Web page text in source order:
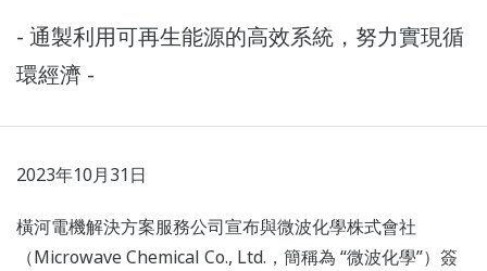
- 通製利用可再生能源的高效系統，努力實現循
環經濟 -
2023年10月31日
橫河電機解決方案服務公司宣布與微波化學株式會社
（Microwave Chemical Co., Ltd.，簡稱為 “微波化學”）簽